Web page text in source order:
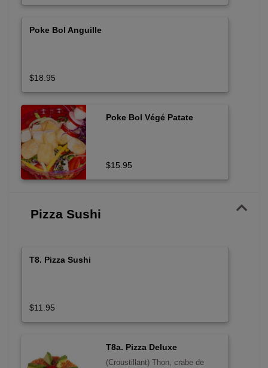
Poke Bol Anguille
$18.95
Poke Bol Végé Patate
$15.95
Pizza Sushi
T8. Pizza Sushi
$11.95
T8a. Pizza Deluxe
(Croustillant) Thon, crabe de